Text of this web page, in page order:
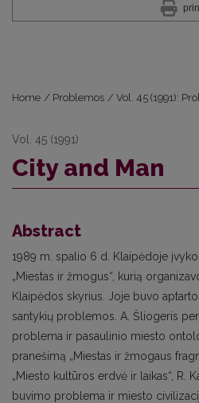
Home / Problemos / Vol. 45 (1991):
Vol. 45 (1991)
City and Man
Abstract
1989 m. spalio 6 d. Klaipėdoje
„Miestas ir žmogus“, kurią
Klaipėdos skyrius. Joje buvo
santykių problemos. A. Šliogeris
problema ir pasaulinio miesto
pranešimą „Miestas ir žmogaus
„Miesto kultūros erdvė ir laikas“, R.
buvimo problema ir miesto